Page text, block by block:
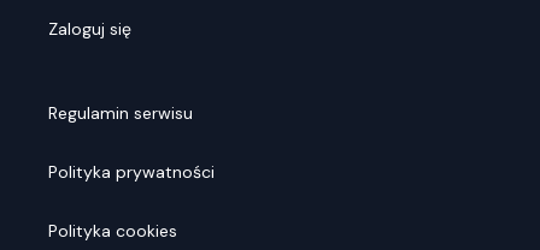
Zaloguj się
Regulamin serwisu
Polityka prywatności
Polityka cookies